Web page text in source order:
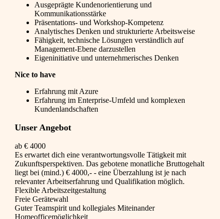
Ausgeprägte Kundenorientierung und
Kommunikationsstärke
Präsentations- und Workshop-Kompetenz
Analytisches Denken und strukturierte Arbeitsweise
Fähigkeit, technische Lösungen verständlich auf
Management-Ebene darzustellen
Eigeninitiative und unternehmerisches Denken
Nice to have
Erfahrung mit Azure
Erfahrung im Enterprise-Umfeld und komplexen
Kundenlandschaften
Unser Angebot
ab € 4000
Es erwartet dich eine verantwortungsvolle Tätigkeit mit
Zukunftsperspektiven. Das gebotene monatliche Bruttogehalt
liegt bei (mind.) € 4000,- - eine Überzahlung ist je nach
relevanter Arbeitserfahrung und Qualifikation möglich.
Flexible Arbeitszeitgestaltung
Freie Gerätewahl
Guter Teamspirit und kollegiales Miteinander
Homeofficemöglichkeit